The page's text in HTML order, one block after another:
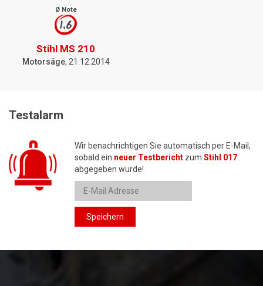
Ø Note
1.6
Stihl MS 210
Motorsäge, 21.12.2014
Testalarm
Wir benachrichtigen Sie automatisch per E-Mail,
sobald ein neuer Testbericht zum Stihl 017
abgegeben wurde!
Speichern